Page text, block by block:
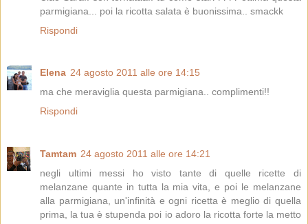
parmigiana... poi la ricotta salata è buonissima.. smackk
Rispondi
Elena 24 agosto 2011 alle ore 14:15
ma che meraviglia questa parmigiana.. complimenti!!
Rispondi
Tamtam 24 agosto 2011 alle ore 14:21
negli ultimi messi ho visto tante di quelle ricette di
melanzane quante in tutta la mia vita, e poi le melanzane
alla parmigiana, un'infinità e ogni ricetta è meglio di quella
prima, la tua è stupenda poi io adoro la ricotta forte la metto